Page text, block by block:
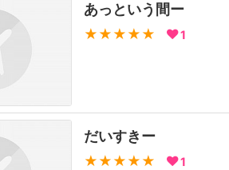
あっという間ー
★★★★★ 1
だいすきー
★★★★★ 1